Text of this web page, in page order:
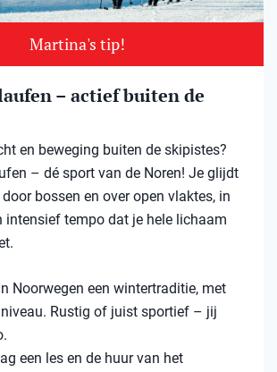
Martina's tip!
– actief buiten de
en beweging buiten de skipistes?
– dé sport van de Noren! Je glijdt
bossen en over open vlaktes, in
intensief tempo dat je hele lichaam
Noorwegen een wintertraditie, met
Rustig of juist sportief – jij
een les en de huur van het